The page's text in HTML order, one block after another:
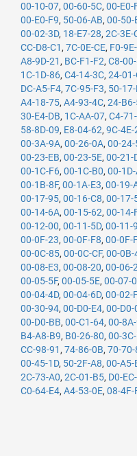
00-10-07, 00-60-5C, 00-E0-
00-E0-F9, 50-06-AB, 00-50-
00-02-3D, 18-E7-28, 2C-3E-
CC-D8-C1 , 7C-0E-CE, F0-
A8-9D-21 , BC-F1-F2, C8-
1C-1D-86, C4-14-3C, 24-
DC-A5-F4, 7C-95-F3, 50-17-
A4-18-75, A4-93-4C, 24-
30-E4-DB, 1C-AA-07, C4-
58-8D-09, E8-04-62, 9C-4E-
00-3A-9A, 00-26-0A, 00-24-
00-23-EB, 00-23-5E, 00-21-
00-1C-F6, 00-1C-B0, 00-
00-1B-8F, 00-1A-E3, 00-19-
00-17-95, 00-16-C8, 00-17-
00-14-6A, 00-15-62, 00-14-
00-12-00, 00-11-5D, 00-11-
00-0F-23, 00-0F-F8, 00-0F-
00-0C-85, 00-0C-CF, 00-0B-
00-08-E3, 00-08-20, 00-06-
00-05-5F, 00-05-5E, 00-07-
00-04-4D, 00-04-6D, 00-02-
00-30-94, 00-D0-E4, 00-D0-
00-D0-BB, 00-C1-64, 00-
B4-A8-B9, B0-26-80, 00-
CC-98-91 , 74-86-0B, 70-70-
00-45-1D, 50-2F-A8, 00-A5-
2C-73-A0, 2C-01-B5, D0-
C0-64-E4, A4-53-0E, 08-4F-